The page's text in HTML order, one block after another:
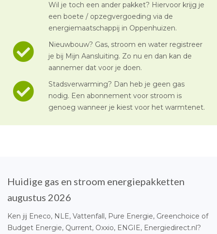
Wil je toch een ander pakket? Hiervoor krijg je
een boete / opzegvergoeding via de
energiemaatschappij in Oppenhuizen.
Nieuwbouw? Gas, stroom en water registreer
je bij Mijn Aansluiting. Zo nu en dan kan de
aannemer dat voor je doen.
Stadsverwarming? Dan heb je geen gas
nodig. Een abonnement voor stroom is
genoeg wanneer je kiest voor het warmtenet.
Huidige gas en stroom energiepakketten
augustus 2026
Ken jij Eneco, NLE, Vattenfall, Pure Energie, Greenchoice of
Budget Energie, Qurrent, Oxxio, ENGIE, Energiedirect.nl?